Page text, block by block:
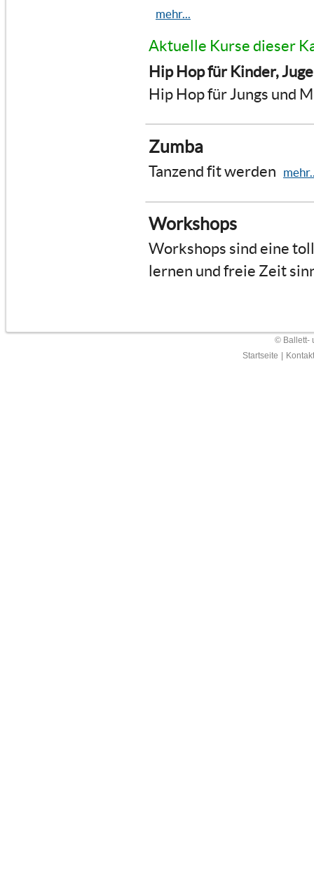
mehr...
Aktuelle Kurse dieser
Hip Hop für Kinder,
Hip Hop für Jungs und
Zumba
Tanzend fit werden
Workshops
Workshops sind eine
lernen und freie Zeit
© Ballett-
Startseite
Kontakt